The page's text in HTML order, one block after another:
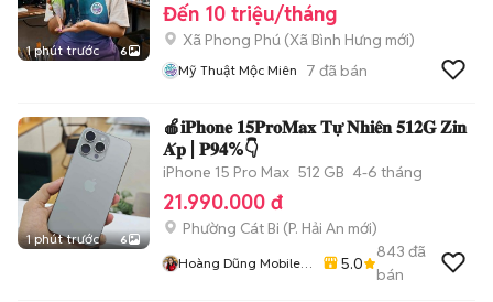
1 phút trước 6
Đến 10 triệu/tháng
Xã Phong Phú (Xã Bình Hưng mới)
Mỹ Thuật Mộc Miên 7 đã bán
1 phút trước 6
🍎𝐢𝐏𝐡𝐨𝐧𝐞 𝟏𝟓𝐏𝐫𝐨𝐌𝐚𝐱 𝐓𝐮̛̣ 𝐍𝐡𝐢𝐞̂𝐧 𝟓𝟏𝟐𝐆 𝐙𝐢𝐧
𝐀́𝐩 | 𝐏𝟗𝟒%👇
iPhone 15 Pro Max 512 GB 4-6 tháng
21.990.000 đ
Phường Cát Bi (P. Hải An mới)
Hoàng Dũng Mobile
5.0
843 đã
bán